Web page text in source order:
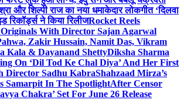
और शिल्पी राज का नया धमाकेदार लोकगीत ‘दिलवा
रिकॉर्ड्स ने किया रिलीजRocket Reels
Originals With Director Sajan Agarwal
Zakir Hussain, Namit Das, Vikram
Kala & Dayanand ShettyDiksha Sharma
On ‘Dil Tod Ke Chal Diya’ And Her First
Director Sadhu KabraShahzaad Mirza’s
Samarpit In The SpotlightAfter Censor
Chakra’ Set For June 26 Release